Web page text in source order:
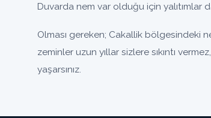
Duvarda nem var olduğu için yalıtımlar
Olması gereken; Cakallik bölgesindeki
zeminler uzun yıllar sizlere sıkıntı
yaşarsınız.